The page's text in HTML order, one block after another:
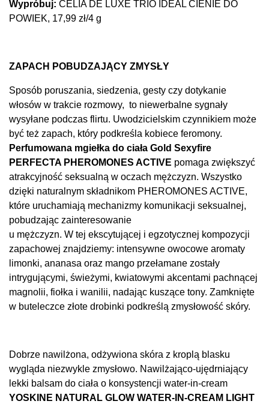
Wypróbuj: CELIA DE LUXE TRIO IDEAL CIENIE DO
POWIEK, 17,99 zł/4 g
ZAPACH POBUDZAJĄCY ZMYSŁY
Sposób poruszania, siedzenia, gesty czy dotykanie
włosów w trakcie rozmowy, to niewerbalne sygnały
wysyłane podczas flirtu. Uwodzicielskim czynnikiem może
być też zapach, który podkreśla kobiece feromony.
Perfumowana mgiełka do ciała Gold Sexyfire
PERFECTA PHEROMONES ACTIVE pomaga zwiększyć
atrakcyjność seksualną w oczach mężczyzn. Wszystko
dzięki naturalnym składnikom PHEROMONES ACTIVE,
które uruchamiają mechanizmy komunikacji seksualnej,
pobudzając zainteresowanie
u mężczyzn. W tej ekscytującej i egzotycznej kompozycji
zapachowej znajdziemy: intensywne owocowe aromaty
limonki, ananasa oraz mango przełamane zostały
intrygującymi, świeżymi, kwiatowymi akcentami pachnącej
magnolii, fiołka i wanilii, nadając kuszące tony. Zamknięte
w buteleczce złote drobinki podkreślą zmysłowość skóry.
Dobrze nawilżona, odżywiona skóra z kroplą blasku
wygląda niezwykle zmysłowo. Nawilżająco-ujędrniający
lekki balsam do ciała o konsystencji water-in-cream
YOSKINE NATURAL GLOW WATER-IN-CREAM LIGHT